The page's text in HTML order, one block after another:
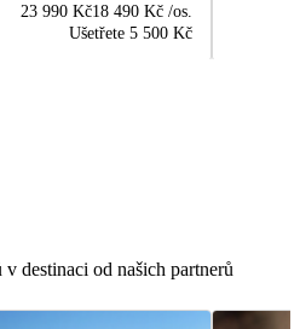
23 990 Kč18 490 Kč /os.
Ušetřete 5 500 Kč
destinaci od našich partnerů